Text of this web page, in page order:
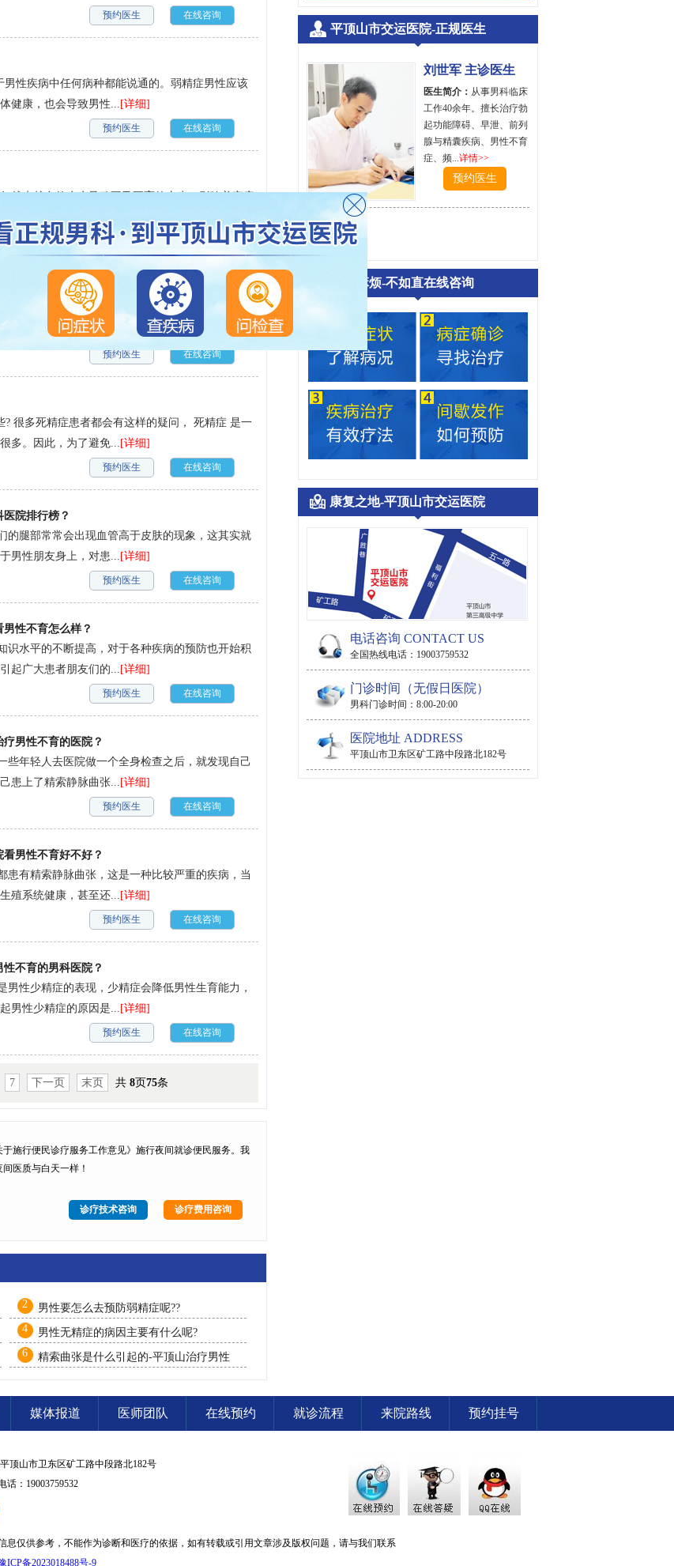
在线咨询
预约医生
性疾病中任何病种都能说通的。弱精症男性应该
健康，也会导致男性... [详细]
在线咨询
预约医生
越来越多的疾病导致不孕不育的产生，影响着家庭
各种疾病的到来，下...
[详细]
在线咨询
预约医生
病，对男性的身体以及自尊心都有极大的影响，所
量远离疾病的到来，...
[详细]
在线咨询
预约医生
很多死精症患者都会有这样的疑问， 死精症 是一
多。因此，为了避免... [详细]
在线咨询
预约医生
院排行榜？
的腿部常常会出现血管高于皮肤的现象，这其实就
男性朋友身上，对患... [详细]
在线咨询
预约医生
性不育怎么样？
识水平的不断提高，对于各种疾病的预防也开始积
起广大患者朋友们的... [详细]
在线咨询
预约医生
男性不育的医院？
些年轻人去医院做一个全身检查之后，就发现自己
患上了精索静脉曲张... [详细]
在线咨询
预约医生
男性不育好不好？
患有精索静脉曲张，这是一种比较严重的疾病，当
殖系统健康，甚至还... [详细]
在线咨询
预约医生
不育的男科医院？
性少精症的表现，少精症会降低男性生育能力，
男性少精症的原因是... [详细]
在线咨询
预约医生
7 下一页 末页 共 8页75条
于施行便民诊疗服务工作意见》 施行夜间就诊便民服务。我
间医质与白天一样！
诊疗费用咨询
诊疗技术咨询
2
男性要怎么去预防弱精症呢??
4
男性无精症的病因主要有什么呢?
6
精索曲张是什么引起的-平顶山治疗男性
平顶山市交运医院-正规医生
刘世军 主诊医生
医生简介： 从事男科临床
工作40余年。擅长治疗勃
起功能障碍、早泄、前列
腺与精囊疾病、男性不育
症、频...详情>>
预约医生
文章麻烦-不如直在线咨询
康复之地-平顶山市交运医院
电话咨询 CONTACT US
全国热线电话：19003759532
门诊时间（无假日医院）
男科门诊时间：8:00-20:00
医院地址 ADDRESS
平顶山市卫东区矿工路中段路北182号
媒体报道 医师团队 在线预约 就诊流程 来院路线 预约挂号
顶山市卫东区矿工路中段路北182号
话：19003759532
息仅供参考，不能作为诊断和医疗的依据，如有转载或引用文章涉及版权问题，请与我们联系
ICP备2023018488号-9